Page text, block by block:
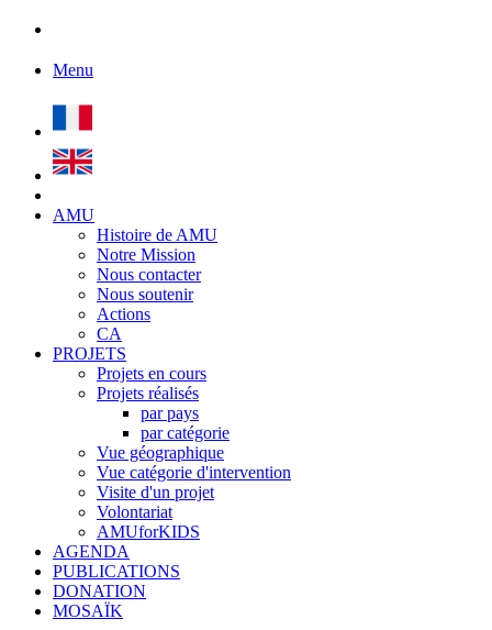
Menu
AMU
Histoire de AMU
Notre Mission
Nous contacter
Nous soutenir
Actions
CA
PROJETS
Projets en cours
Projets réalisés
par pays
par catégorie
Vue géographique
Vue catégorie d'intervention
Visite d'un projet
Volontariat
AMUforKIDS
AGENDA
PUBLICATIONS
DONATION
MOSAÏK